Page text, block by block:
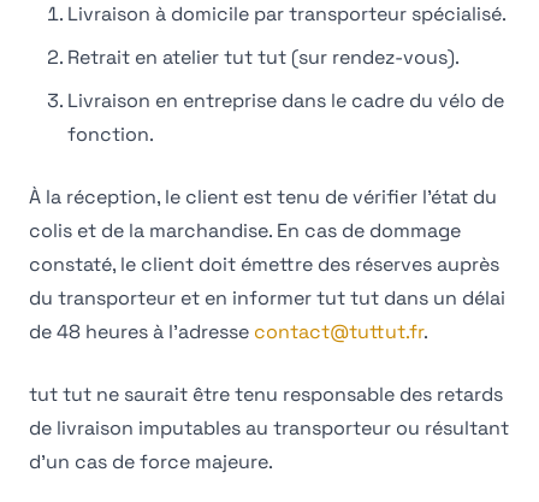
Livraison à domicile par transporteur spécialisé.
Retrait en atelier tut tut (sur rendez-vous).
Livraison en entreprise dans le cadre du vélo de
fonction.
À la réception, le client est tenu de vérifier l'état du
colis et de la marchandise. En cas de dommage
constaté, le client doit émettre des réserves auprès
du transporteur et en informer tut tut dans un délai
de 48 heures à l'adresse contact@tuttut.fr.
tut tut ne saurait être tenu responsable des retards
de livraison imputables au transporteur ou résultant
d'un cas de force majeure.